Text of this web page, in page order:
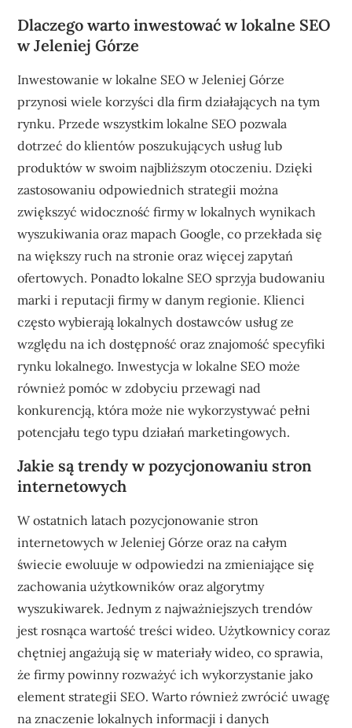
Dlaczego warto inwestować w lokalne SEO
w Jeleniej Górze
Inwestowanie w lokalne SEO w Jeleniej Górze
przynosi wiele korzyści dla firm działających na tym
rynku. Przede wszystkim lokalne SEO pozwala
dotrzeć do klientów poszukujących usług lub
produktów w swoim najbliższym otoczeniu. Dzięki
zastosowaniu odpowiednich strategii można
zwiększyć widoczność firmy w lokalnych wynikach
wyszukiwania oraz mapach Google, co przekłada się
na większy ruch na stronie oraz więcej zapytań
ofertowych. Ponadto lokalne SEO sprzyja budowaniu
marki i reputacji firmy w danym regionie. Klienci
często wybierają lokalnych dostawców usług ze
względu na ich dostępność oraz znajomość specyfiki
rynku lokalnego. Inwestycja w lokalne SEO może
również pomóc w zdobyciu przewagi nad
konkurencją, która może nie wykorzystywać pełni
potencjału tego typu działań marketingowych.
Jakie są trendy w pozycjonowaniu stron
internetowych
W ostatnich latach pozycjonowanie stron
internetowych w Jeleniej Górze oraz na całym
świecie ewoluuje w odpowiedzi na zmieniające się
zachowania użytkowników oraz algorytmy
wyszukiwarek. Jednym z najważniejszych trendów
jest rosnąca wartość treści wideo. Użytkownicy coraz
chętniej angażują się w materiały wideo, co sprawia,
że firmy powinny rozważyć ich wykorzystanie jako
element strategii SEO. Warto również zwrócić uwagę
na znaczenie lokalnych informacji i danych